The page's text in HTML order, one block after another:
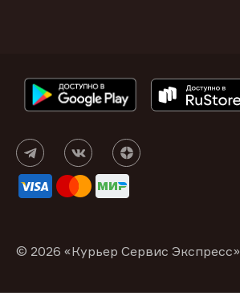
© 2026 «Курьер Сервис Экспресс»